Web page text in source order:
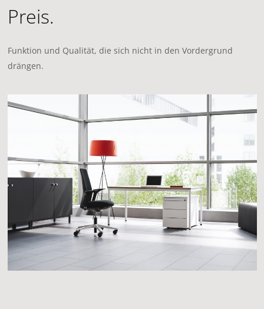
Preis.
Funktion und Qualität, die sich nicht in den Vordergrund
drängen.